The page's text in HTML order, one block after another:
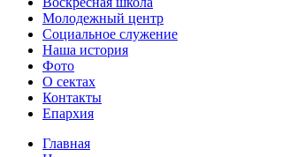
Молодежный центр
Социальное служение
Наша история
Фото
О сектах
Контакты
Епархия
Главная